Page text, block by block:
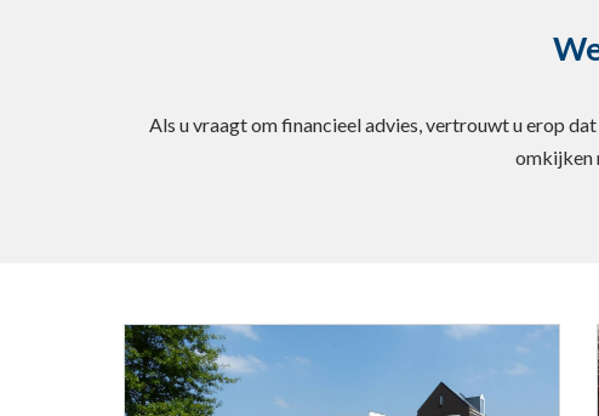
Als u vraagt om financieel advies, vertrouwt u erop
omkijken